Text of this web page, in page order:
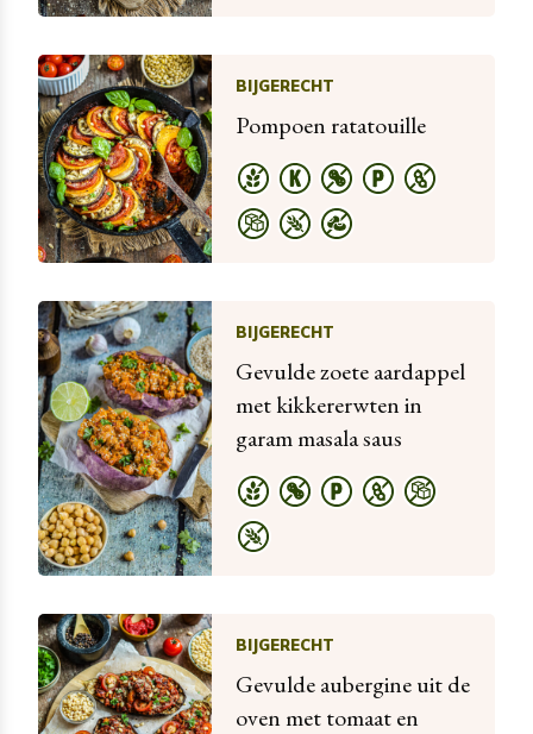
BIJGERECHT
Pompoen ratatouille
BIJGERECHT
Gevulde zoete aardappel
met kikkererwten in
garam masala saus
BIJGERECHT
Gevulde aubergine uit de
oven met tomaat en